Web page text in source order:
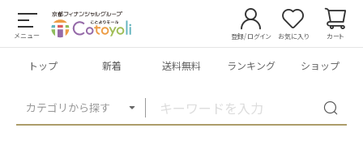
メニュー
カテゴリから探す
登録/ログイン お気に入り カート
トップ 新着 送料無料 ランキング ショップ